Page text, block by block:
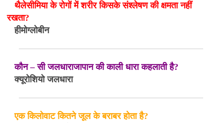
थैलेसीमिया के रोगों में शरीर किसके संश्लेषण की क्षमता नहीं
रखता?
हीमोग्लोबीन
कौन – सी जलधाराजापान की काली धारा कहलाती है?
क्यूरोशियो जलधारा
एक किलोवाट कितने जूल के बराबर होता है?